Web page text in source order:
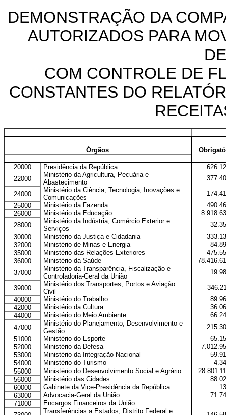
DEMONSTRAÇÃO DA
AUTORIZADOS PARA
COM CONTROLE DE
CONSTANTES DO
Órgãos
20000 Presidência da República
22000
Ministério da Agricultura, Pecuária e
Abastecimento
24000
Ministério da Ciência, Tecnologia, Inovações e
Comunicações
25000
Ministério da Fazenda
26000
Ministério da Educação
28000
Ministério da Indústria, Comércio Exterior e
Serviços
30000
Ministério da Justiça e Cidadania
32000
Ministério de Minas e Energia
35000
Ministério das Relações Exteriores
36000
Ministério da Saúde
37000
Ministério da Transparência, Fiscalização e
Controladoria-Geral da União
39000
Ministério dos Transportes, Portos e Aviação
Civil
40000
Ministério do Trabalho
42000
Ministério da Cultura
44000
Ministério do Meio Ambiente
47000
Ministério do Planejamento, Desenvolvimento e
Gestão
51000
Ministério do Esporte
52000
Ministério da Defesa
53000
Ministério da Integração Nacional
54000
Ministério do Turismo
55000
Ministério do Desenvolvimento Social e Agrário
56000
Ministério das Cidades
60000
Gabinete da Vice-Presidência da República
63000
Advocacia-Geral da União
71000
Encargos Financeiros da União
Transferências a Estados, Distrito Federal e